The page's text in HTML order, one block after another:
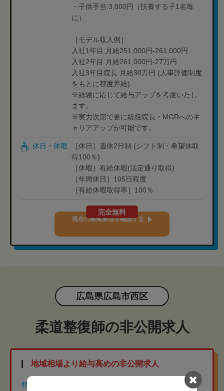
・子供手当:3,000円（扶養する子1名毎
に）
［モデル収入例］
入社1年目:月給251,000円-261,000円
入社2年目:月給261,000円-27万円
入社3年目院長:月給30万円 (人事評価制度
をもとに都度昇給)
※経験に応じて給与アップを考慮いたし
ます。
※実力次第で更に統括院長・MGRへのキ
ャリアアップが可能です。
休日・休暇
［休日］週休2日制 (シフト制・希望休取
得100％)
［休暇］有給休暇(法定通り取得)
［年間休日］105日程度
［有給休暇取得率］100％
完全無料
現在の募集要項を確認する
広島県広島市西区
柔道整復師の非公開求人
地域相場より給与高めの非公開求人
特徴